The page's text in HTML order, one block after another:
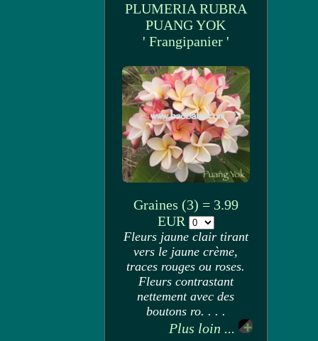
PLUMERIA RUBRA
PUANG YOK
' Frangipanier '
Graines (3) = 3.99
EUR
Fleurs jaune clair tirant
vers le jaune crème,
traces rouges ou roses.
Fleurs contrastant
nettement avec des
boutons ro. . . .
Plus loin ...